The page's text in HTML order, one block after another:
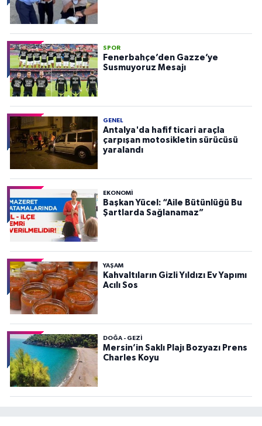
SPOR
Fenerbahçe’den Gazze’ye
Susmuyoruz Mesajı
GENEL
Antalya'da hafif ticari araçla
çarpışan motosikletin sürücüsü
yaralandı
EKONOMI
Başkan Yücel: “Aile Bütünlüğü Bu
Şartlarda Sağlanamaz”
YAŞAM
Kahvaltıların Gizli Yıldızı Ev Yapımı
Acılı Sos
DOĞA - GEZI
Mersin’in Saklı Plajı Bozyazı Prens
Charles Koyu